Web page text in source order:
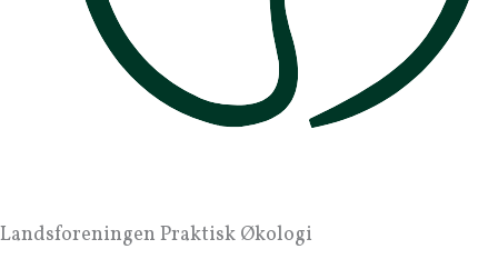
Landsforeningen Praktisk Økologi